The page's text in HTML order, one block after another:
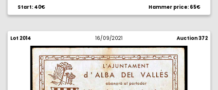
Start: 40€ Hammer price: 65€
Lot 2014 16/09/2021 Auction 372